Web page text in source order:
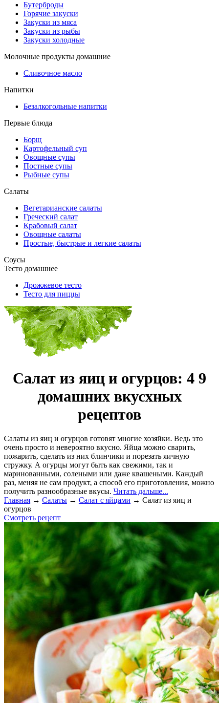
Бутерброды
Горячие закуски
Закуски из мяса
Закуски из рыбы
Закуски холодные
Молочные продукты домашние
Сливочное масло
Напитки
Безалкогольные напитки
Первые блюда
Борщ
Картофельный суп
Овощные супы
Постные супы
Рыбные супы
Салаты
Вегетарианские салаты
Греческий салат
Крабовый салат
Овощные салаты
Простые, быстрые и легкие салаты
Соусы
Тесто домашнее
Дрожжевое тесто
Тесто для пиццы
Салат из яиц и огурцов: 4 9
домашних вкусхных
рецептов
Салаты из яиц и огурцов готовят многие хозяйки. Ведь это
очень просто и невероятно вкусно. Яйца можно сварить,
пожарить, сделать из них блинчики и порезать яичную
стружку. А огурцы могут быть как свежими, так и
маринованными, солеными или даже квашеными. Каждый
раз, меняя не сам продукт, а способ его приготовления, можно
получить разнообразные вкусы. Читать дальше...
Главная → Салаты → Салат с яйцами → Салат из яиц и
огурцов
Смотреть рецепт